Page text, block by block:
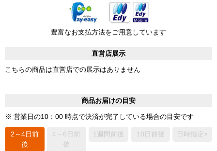
豊富なお支払方法をご用意しています
直営店展示
こちらの商品は直営店での展示はありません
商品お届けの目安
※ 営業日の10：00 時点で決済が完了している場合の目安です
2～4日前
後
4～6日前
後
1週間前後 10日前後 日時指定×